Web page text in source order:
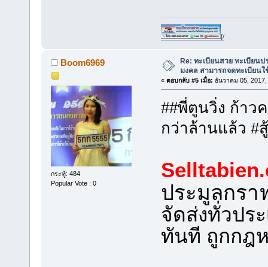
[/
Boom6969
กระทู้: 484
Popular Vote : 0
Re: ทะเบียนสวย ทะเบียน
มงคล สามารถจดทะเบียน
« ตอบกลับ #5 เมื่อ: ธันวาคม 05,
##พี่ตูนวิ่ง ก้าว
กว่าล้านแล้ว #
ประมูลกร
จัดส่งทั่วปร
ทันที ถูกกฎ